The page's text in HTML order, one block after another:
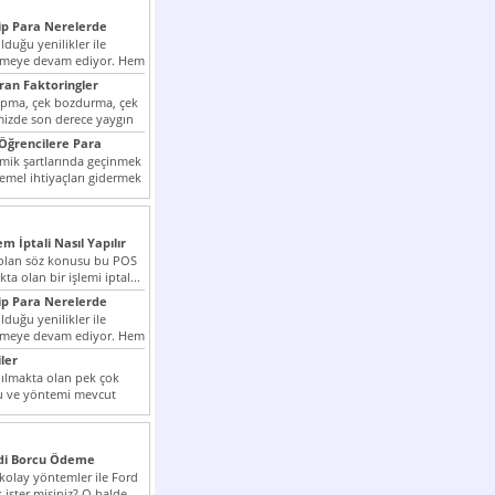
Para Nerelerde
yenilikler ile
devam ediyor. Hem
arttırmak hem...
Faktoringler
çek bozdurma, çek
son derece yaygın
Para
şartlarında geçinmek
ihtiyaçları gidermek
olmak...
İptali Nasıl Yapılır
söz konusu bu POS
olan bir işlemi iptal...
Para Nerelerde
yenilikler ile
devam ediyor. Hem
arttırmak hem...
olan pek çok
ve yöntemi mevcut
bunlar...
Borcu Ödeme
yöntemler ile Ford